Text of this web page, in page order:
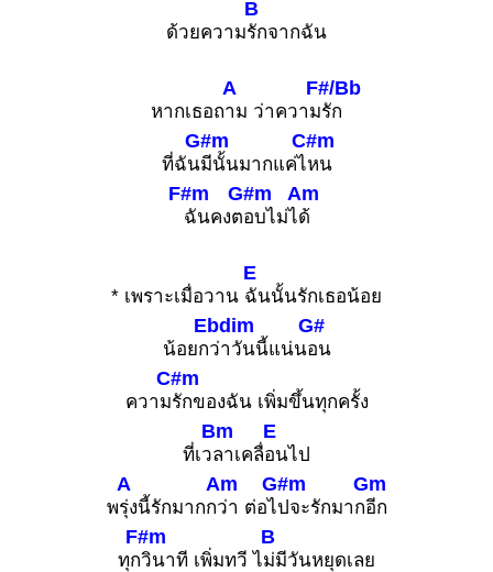
1 1 1 1 1
3
ด้วยความ
B
รักจากฉัน
หากเธอถ
A
าม ว่าความ
F#/Bb
รัก
ที่ฉัน
G#m
มีนั้นมากแค่ไ
C#m
หน
F#m
ฉันคงต
G#m
อบไม่ไ
Am
ด้
* เพราะเมื่อวาน
E
ฉันนั้นรักเธอน้อย
น้อยก
Ebdim
ว่าวันนี้แน่น
G#
อน
ความ
C#m
รักของฉัน เพิ่มขึ้นทุกครั้ง
ที่เว
Bm
ลาเคลื่
E
อนไป
พ
A
รุ่งนี้รักมากก
Am
ว่า ต่อไ
G#m
ปจะรักมาก
Gm
อีก
ทุก
F#m
วินาที เพิ่มทวี ไ
B
ม่มีวันหยุดเลย